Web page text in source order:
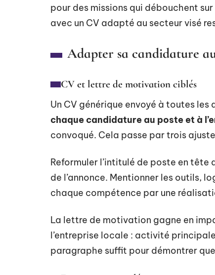
pour des missions qui débouchent
avec un CV adapté au secteur visé
Adapter sa candidature
CV et lettre de motivation ciblés
Un CV générique envoyé à toutes
chaque candidature au poste et à
convoqué. Cela passe par trois
Reformuler l’intitulé de poste en tête
de l’annonce. Mentionner les outils,
chaque compétence par une
La lettre de motivation gagne en
l’entreprise locale : activité
paragraphe suffit pour démontrer